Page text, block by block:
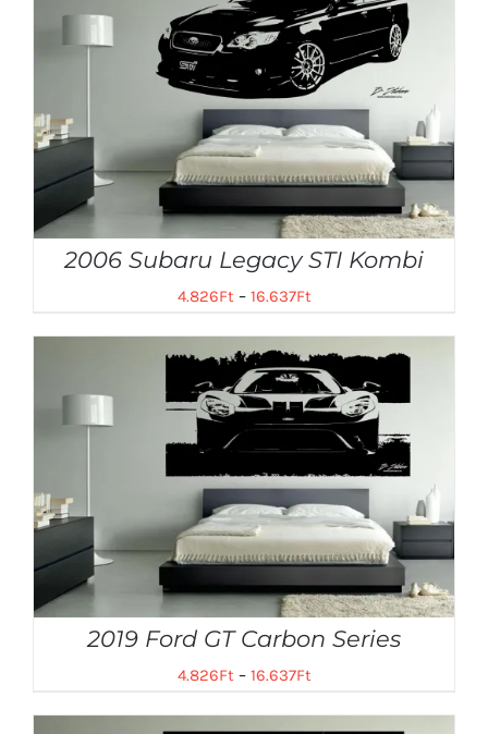
2006 Subaru Legacy STI Kombi
4.826Ft – 16.637Ft
2019 Ford GT Carbon Series
4.826Ft– 16.637Ft